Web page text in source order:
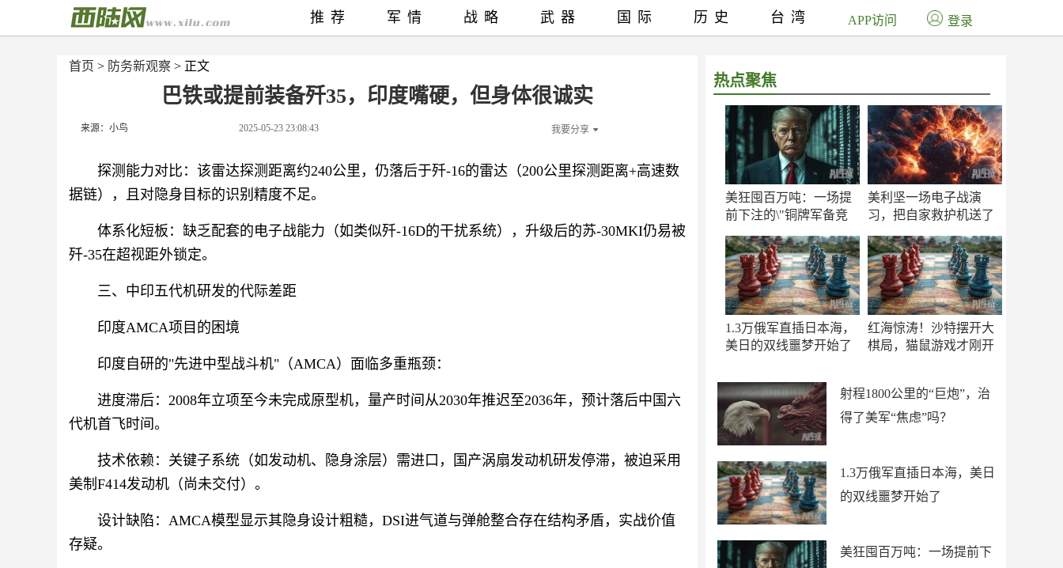
首页 > 防务新观察 > 正文
巴铁或提前装备歼35，印度嘴硬，但身体很诚实
来源：小鸟 2025-05-23 23:08:43 我要分享
探测能力对比：该雷达探测距离约240公里，仍落后于歼-16的雷达（200公里探测距离+高速数
据链），且对隐身目标的识别精度不足。
体系化短板：缺乏配套的电子战能力（如类似歼-16D的干扰系统），升级后的苏-30MKI仍易被
歼-35在超视距外锁定。
三、中印五代机研发的代际差距
印度AMCA项目的困境
印度自研的"先进中型战斗机"（AMCA）面临多重瓶颈：
进度滞后：2008年立项至今未完成原型机，量产时间从2030年推迟至2036年，预计落后中国六
代机首飞时间。
技术依赖：关键子系统（如发动机、隐身涂层）需进口，国产涡扇发动机研发停滞，被迫采用
美制F414发动机（尚未交付）。
设计缺陷：AMCA模型显示其隐身设计粗糙，DSI进气道与弹舱整合存在结构矛盾，实战价值
存疑。
热点聚焦
美狂囤百万吨：一场提
前下注的\"铜牌军备竞
美利坚一场电子战演
习，把自家救护机送了
1.3万俄军直插日本海，
美日的双线噩梦开始了
红海惊涛！沙特摆开大
棋局，猫鼠游戏才刚开
射程1800公里的“巨炮”，治
得了美军“焦虑”吗？
1.3万俄军直插日本海，美日
的双线噩梦开始了
美狂囤百万吨：一场提前下
推荐 军情 战略 武器 国际 历史 台湾 APP访问 登录